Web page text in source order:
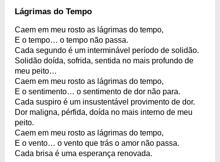
Lágrimas do Tempo
Caem em meu rosto as lágrimas do tempo,
E o tempo… o tempo não passa.
Cada segundo é um interminável período de solidão.
Solidão doída, sofrida, sentida no mais profundo de
meu peito…
Caem em meu rosto as lágrimas do tempo,
E o sentimento… o sentimento de dor não para.
Cada suspiro é um insustentável provimento de dor.
Dor maligna, pérfida, doída no mais interno de meu
peito.
Caem em meu rosto as lágrimas do tempo,
E o vento… o vento que trás o amor não passa.
Cada brisa é uma esperança renovada.